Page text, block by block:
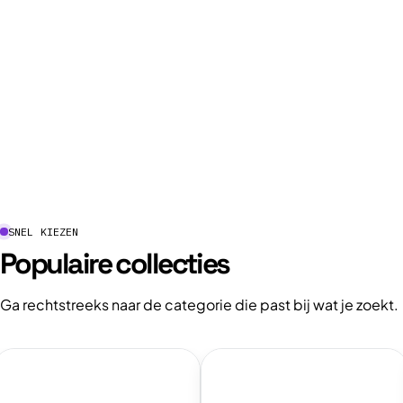
e
:
SNEL KIEZEN
Populaire collecties
Ga rechtstreeks naar de categorie die past bij wat je zoekt.
Bekijk